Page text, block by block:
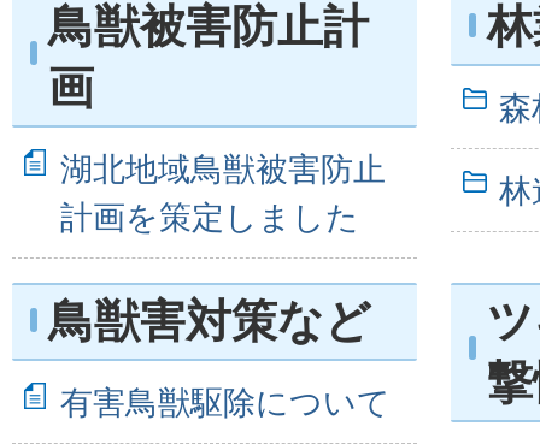
鳥獣被害防止計
画
湖北地域鳥獣被害防止
計画を策定しました
森
林
鳥獣害対策など
有害鳥獣駆除について